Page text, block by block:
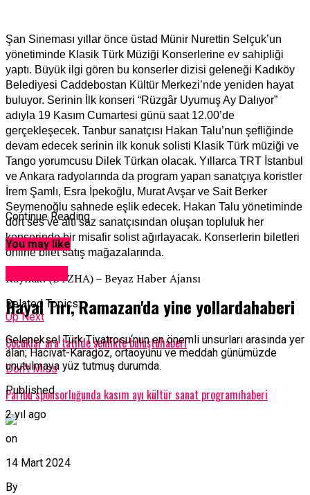
Şan Sineması yıllar önce üstad Münir Nurettin Selçuk’un
yönetiminde Klasik Türk Müziği Konserlerine ev sahipliği
yaptı. Büyük ilgi gören bu konserler dizisi geleneği Kadıköy
Belediyesi Caddebostan Kültür Merkezi’nde yeniden hayat
buluyor. Serinin İlk konseri “Rüzgâr Uyumuş Ay Dalıyor”
adıyla 19 Kasım Cumartesi günü saat 12.00’de
gerçekleşecek. Tanbur sanatçısı Hakan Talu’nun şefliğinde
devam edecek serinin ilk konuk solisti Klasik Türk müziği ve
Tango yorumcusu Dilek Türkan olacak. Yıllarca TRT İstanbul
ve Ankara radyolarında da program yapan sanatçıya koristler
İrem Şamlı, Esra İpekoğlu, Murat Avşar ve Sait Berker
Seymenoğlu sahnede eşlik edecek. Hakan Talu yönetiminde
dört ses ve altı saz sanatçısından oluşan topluluk her
konserinde bir misafir solist ağırlayacak. Konserlerin biletleri
online bilet satış mağazalarında.
Kaynak: (BYZHA) – Beyaz Haber Ajansı
Related Topics:
Up Next
Çocuklar ara tatilde şenlikte buluştuhaberi
Don't Miss
Paribu sponsorluğunda kasım ayı kültür sanat programıhaberi
Continue Reading
You may like
Hayal Tırı, Ramazan'da yine yollardahaberi
Geleneksel Türk Tiyatrosu‘nun en önemli unsurları arasında yer
alan; Hacivat-Karagöz, ortaoyunu ve meddah günümüzde
unutulmaya yüz tutmuş durumda.
Published
2 yıl ago
on
14 Mart 2024
By